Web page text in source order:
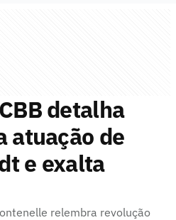
detalha
atuação de
e exalta
relembra revolução